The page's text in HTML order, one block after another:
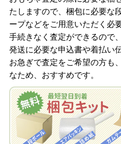
を送信し
梱包キットをメールで申し込み
査定結果
を申し込
でお届け
自宅でおもちゃを発送・梱包
梱包キッ
追加し、
撮影した
信します。
梱包キットをLINEで申し込み
査定結果
申し込み
お届けし
自宅でおもちゃを発送・梱包
たしますので、梱包に必要な
ープなどをご用意いただく必
手続きなく査定ができるので
発送に必要な申込書や着払い
お急ぎで査定をご希望の方も
なため、おすすめです。